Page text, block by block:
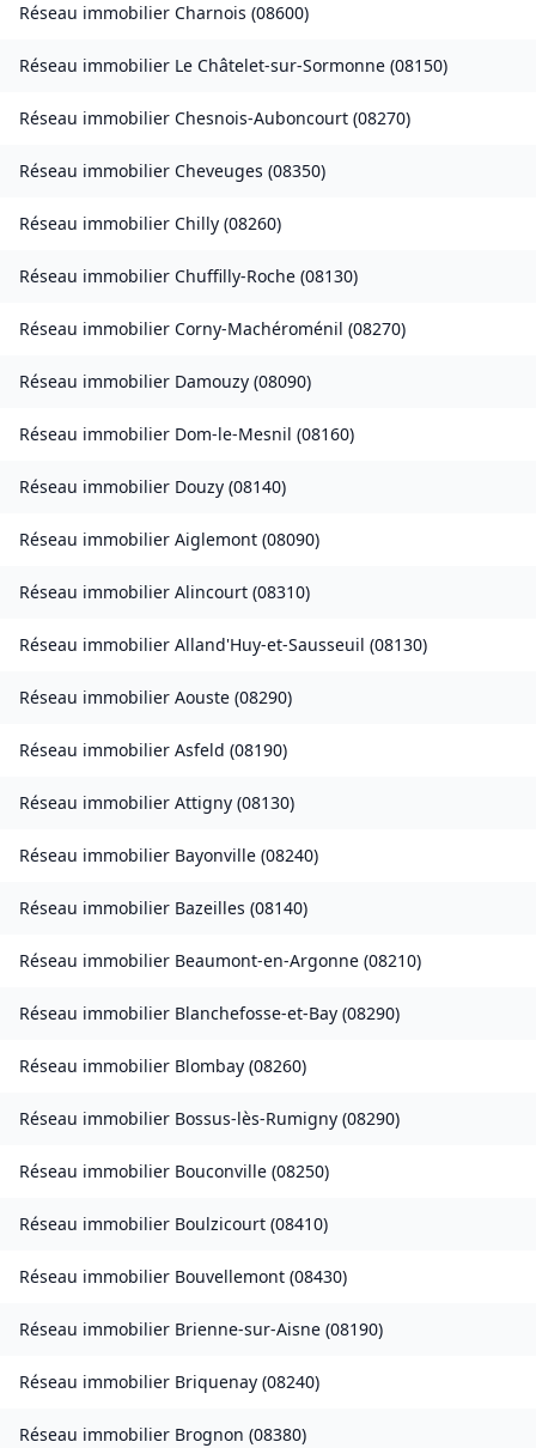
Réseau immobilier Charnois (08600)
Réseau immobilier Le Châtelet-sur-Sormonne (08150)
Réseau immobilier Chesnois-Auboncourt (08270)
Réseau immobilier Cheveuges (08350)
Réseau immobilier Chilly (08260)
Réseau immobilier Chuffilly-Roche (08130)
Réseau immobilier Corny-Machéroménil (08270)
Réseau immobilier Damouzy (08090)
Réseau immobilier Dom-le-Mesnil (08160)
Réseau immobilier Douzy (08140)
Réseau immobilier Aiglemont (08090)
Réseau immobilier Alincourt (08310)
Réseau immobilier Alland'Huy-et-Sausseuil (08130)
Réseau immobilier Aouste (08290)
Réseau immobilier Asfeld (08190)
Réseau immobilier Attigny (08130)
Réseau immobilier Bayonville (08240)
Réseau immobilier Bazeilles (08140)
Réseau immobilier Beaumont-en-Argonne (08210)
Réseau immobilier Blanchefosse-et-Bay (08290)
Réseau immobilier Blombay (08260)
Réseau immobilier Bossus-lès-Rumigny (08290)
Réseau immobilier Bouconville (08250)
Réseau immobilier Boulzicourt (08410)
Réseau immobilier Bouvellemont (08430)
Réseau immobilier Brienne-sur-Aisne (08190)
Réseau immobilier Briquenay (08240)
Réseau immobilier Brognon (08380)